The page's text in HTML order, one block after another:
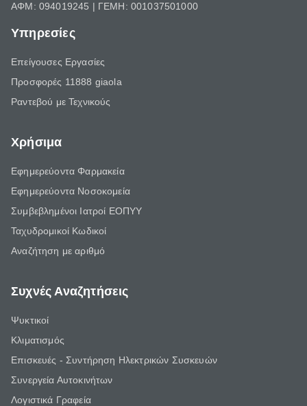
ΑΦΜ: 094019245 | ΓΕΜΗ: 001037501000
Υπηρεσίες
Επείγουσες Εργασίες
Προσφορές 11888 giaola
Ραντεβού με Τεχνικούς
Χρήσιμα
Εφημερεύοντα Φαρμακεία
Εφημερεύοντα Νοσοκομεία
Συμβεβλημένοι Ιατροί ΕΟΠΥΥ
Ταχυδρομικοί Κωδικοί
Αναζήτηση με αριθμό
Συχνές Αναζητήσεις
Ψυκτικοί
Κλιματισμός
Επισκευές - Συντήρηση Ηλεκτρικών Συσκευών
Συνεργεία Αυτοκινήτων
Λογιστικά Γραφεία